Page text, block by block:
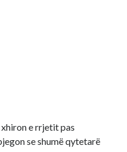
e rrjetit pas
se shumë qytetarë